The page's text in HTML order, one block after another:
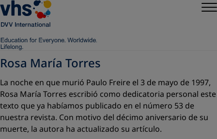
Rosa María Torres
La noche en que murió Paulo Freire el 3 de mayo de 1997,
Rosa María Torres escribió como dedicatoria personal este
texto que ya habíamos publicado en el número 53 de
nuestra revista. Con motivo del décimo aniversario de su
muerte, la autora ha actualizado su artículo.